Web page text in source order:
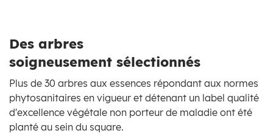
Des arbres
soigneusement sélectionnés
Plus de 30 arbres aux essences répondant aux normes
phytosanitaires en vigueur et détenant un label qualité
d'excellence végétale non porteur de maladie ont été
planté au sein du square.